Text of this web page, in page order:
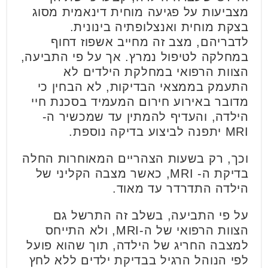
מצביעות על פגיעה מוחית דינאמית מסוג
בצקת מוחית ואנצלופתיה בינונית.
לדבריהם, מצב זה מחייב אשפוז דחוף
במחלקה לטיפול נמרץ. אך על פי התביעה,
הצוות הרפואי במחלקת הילדים לא
התעמק בממצאי הבדיקות, לא הבחין כי
מדובר באירוע חירום המעמיד בסכנת חיי
הילדה, והעדיף להמתין עד שמכשיר ה-
MRI יתפנה לביצוע בדיקה נוספת.
וכך, רק בשעות הצהריים המאוחרות החלה
בדיקת ה- MRI, כאשר מצבה הקליני של
הילדה התדרדר עד מאוד.
על פי התביעה, בשלב זה התרשל גם
הצוות הרפואי של ה-MRI, ולא התייחס
למצבה החריג של הילדה, תוך שהוא פועל
לפי הנוהל הרגיל בבדיקת ילדים ללא לחץ